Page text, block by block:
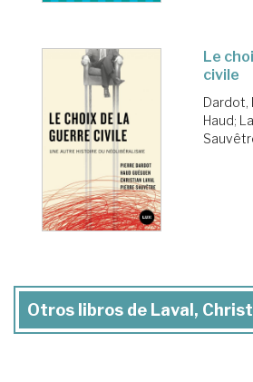
Le
civile
Dardot,
Haud;
Otros libros de Laval,